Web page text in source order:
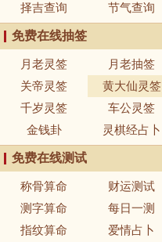
择吉查询
节气查询
免费在线抽签
月老灵签 月老抽签
关帝灵签
黄大仙灵签
千岁灵签
车公灵签
金钱卦
灵棋经占卜
免费在线测试
称骨算命 财运测试
测字算命
每日一测
指纹算命
爱情占卜